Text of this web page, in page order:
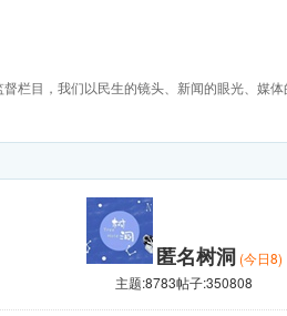
栏目，我们以民生的镜头、新闻的眼光、媒
匿名树洞 (今日8)
主题:8783帖子:350808